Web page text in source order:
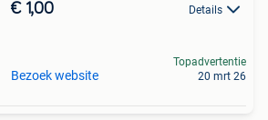
€ 1,00 Details
Bezoek website
Topadvertentie
20 mrt 26